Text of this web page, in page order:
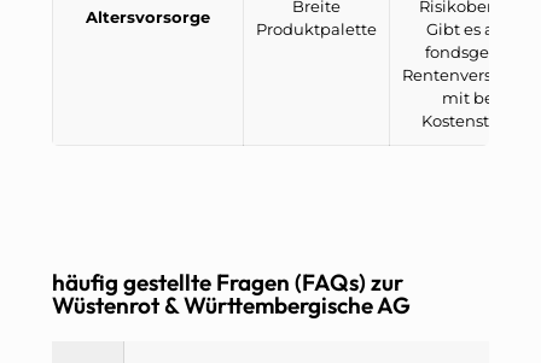
Altersvorsorge
Breite
Produktpalette
Gibt es am
mit
häufig gestellte Fragen (FAQs) zur
Wüstenrot & Württembergische AG